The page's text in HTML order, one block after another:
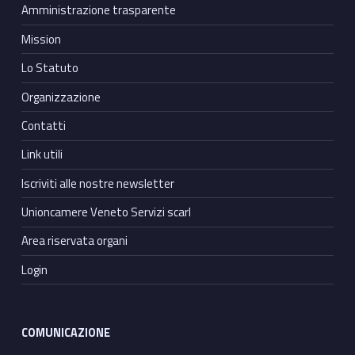
Amministrazione trasparente
Mission
Lo Statuto
Organizzazione
Contatti
Link utili
Iscriviti alle nostre newsletter
Unioncamere Veneto Servizi scarl
Area riservata organi
Login
COMUNICAZIONE